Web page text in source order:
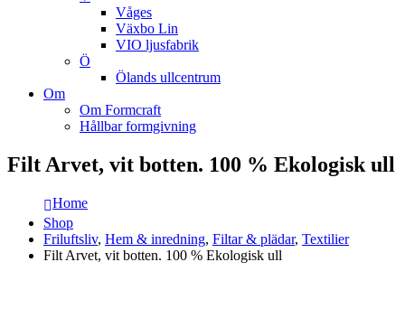
Våges
Växbo Lin
VIO ljusfabrik
Ö
Ölands ullcentrum
Om
Om Formcraft
Hållbar formgivning
Filt Arvet, vit botten. 100 % Ekologisk ull
Home
Shop
Friluftsliv, Hem & inredning, Filtar & plädar, Textilier
Filt Arvet, vit botten. 100 % Ekologisk ull